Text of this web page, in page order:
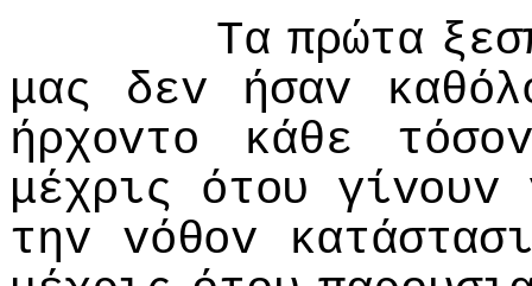
Τα πρώτα
μας
δεv ήσαv
ήρχovτo
κάθε
τόσov
μέχρις
ότoυ γίvoυv
τηv
vόθov